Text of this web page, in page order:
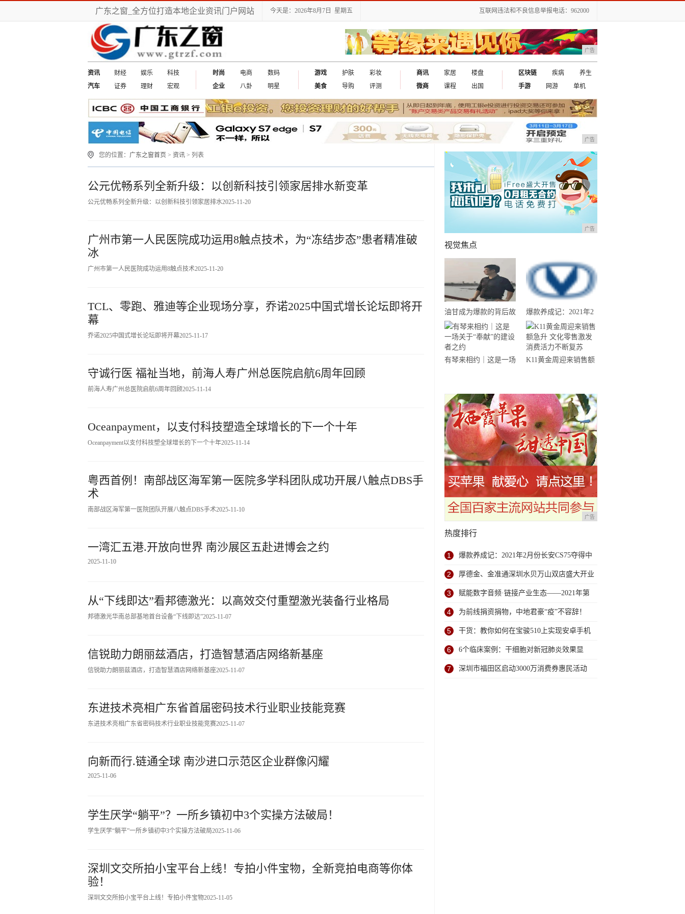
广东之窗_全方位打造本地企业资讯门户网站 今天是：2026年8月7日 星期五 互联网违法和不良信息举报电话：962000
广告
资讯 财经 娱乐
科技
汽车
证券 理财 宏观
时尚 电商
数码
企业
八卦 明星
游戏 护肤
彩妆
美食
导购 评测
商讯 家居
楼盘
微商
课程 出国
区块链 疾病
养生
手游
网游 单机
广告
您的位置： 广东之窗首页 > 资讯 > 列表
公元优畅系列全新升级：以创新科技引领家居排水新变革
公元优畅系列全新升级：以创新科技引领家居排水2025-11-20
广州市第一人民医院成功运用8触点技术，为“冻结步态”患者精准破
冰
广州市第一人民医院成功运用8触点技术2025-11-20
TCL、零跑、雅迪等企业现场分享，乔诺2025中国式增长论坛即将开
幕
乔诺2025中国式增长论坛即将开幕2025-11-17
守诚行医 福祉当地，前海人寿广州总医院启航6周年回顾
前海人寿广州总医院启航6周年回顾2025-11-14
Oceanpayment，以支付科技塑造全球增长的下一个十年
Oceanpayment以支付科技塑全球增长的下一个十年2025-11-14
粤西首例！南部战区海军第一医院多学科团队成功开展八触点DBS手
术
南部战区海军第一医院团队开展八触点DBS手术2025-11-10
一湾汇五港.开放向世界 南沙展区五赴进博会之约
2025-11-10
从“下线即达”看邦德激光：以高效交付重塑激光装备行业格局
邦德激光华南总部基地首台设备“下线即达”2025-11-07
信锐助力朗丽兹酒店，打造智慧酒店网络新基座
信锐助力朗丽兹酒店，打造智慧酒店网络新基座2025-11-07
东进技术亮相广东省首届密码技术行业职业技能竞赛
东进技术亮相广东省密码技术行业职业技能竞赛2025-11-07
向新而行.链通全球 南沙进口示范区企业群像闪耀
2025-11-06
学生厌学“躺平”？一所乡镇初中3个实操方法破局！
学生厌学“躺平”一所乡镇初中3个实操方法破局2025-11-06
深圳文交所拍小宝平台上线！专拍小件宝物，全新竞拍电商等你体
验！
深圳文交所拍小宝平台上线！专拍小件宝物2025-11-05
广告
视觉焦点
油甘成为爆款的背后故
事---汕尾南果农业带
你来揭晓
爆款养成记：2021年2
月份长安CS75夺得中
国SUV销量冠军
有琴来相约｜这是一场
K11黄金周迎来销售额
广告
热度排行
1 爆款养成记：2021年2月份长安CS75夺得中
国SUV销量冠军
2 厚德金、金准通深圳水贝万山双店盛大开业
3 赋能数字音频·链接产业生态——2021年第
三届深圳国际数字音频产业展6月深圳盛大
开幕
4 为前线捐资捐物，中地君豪“疫”不容辞！
5 干货：教你如何在宝骏510上实现安卓手机
互联及映射的教程
6 6个临床案例：干细胞对新冠肺炎效果显
著，或可在全球扩大研究
7 深圳市福田区启动3000万消费券惠民活动